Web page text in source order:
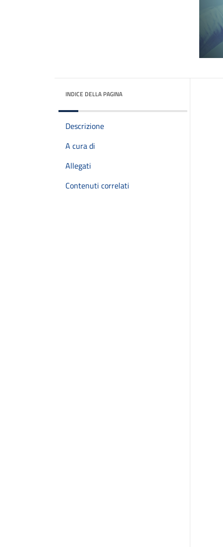
INDICE DELLA PAGINA
Descrizione
A cura di
Allegati
Contenuti correlati